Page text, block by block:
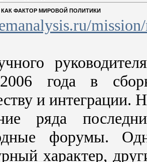
ФАКТОР МИРОВОЙ ПОЛИТИКИ
года в
и интеграции.
ряда
форумы.
характер,